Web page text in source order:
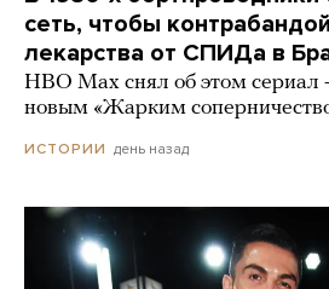
сеть, чтобы
лекарства от СПИДа в
HBO Max снял об этом сериал
новым «Жарким
ИСТОРИИ день назад